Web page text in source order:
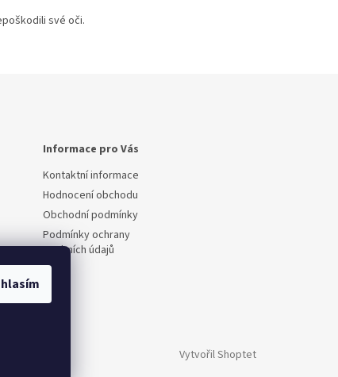
své oči.
Informace pro Vás
Kontaktní informace
Hodnocení obchodu
Obchodní podmínky
Podmínky ochrany
osobních údajů
Vytvořil Shoptet